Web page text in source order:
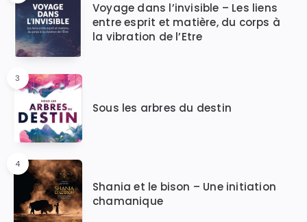
Voyage dans l’invisible – Les liens
entre esprit et matière, du corps à
la vibration de l’Etre
3
Sous les arbres du destin
4
Shania et le bison – Une initiation
chamanique